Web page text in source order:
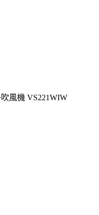
風機 VS221WIW